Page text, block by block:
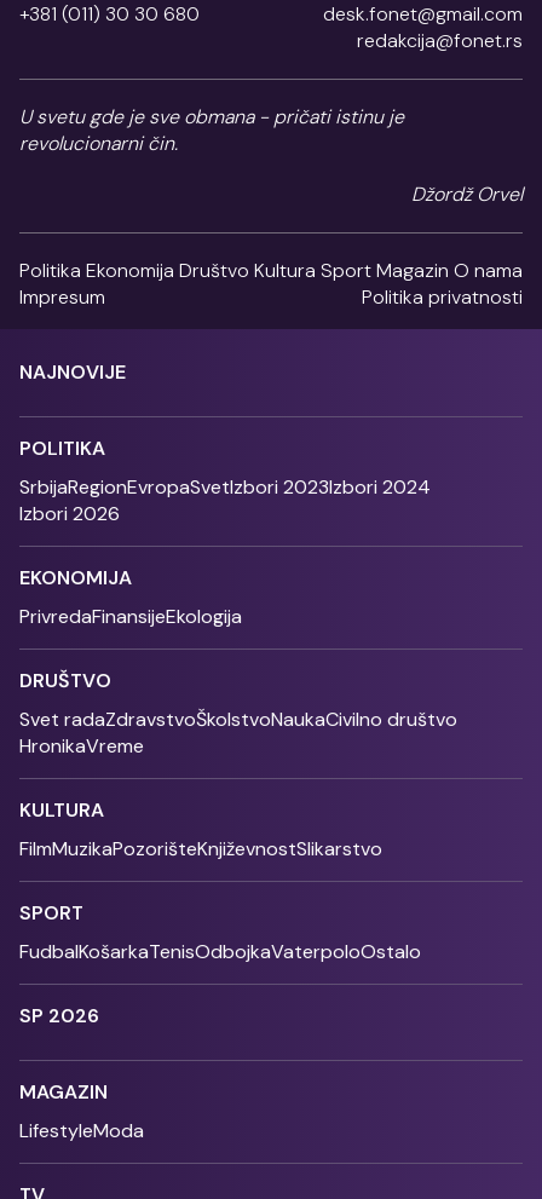
+381 (011) 30 30 680
desk.fonet@gmail.com
redakcija@fonet.rs
U svetu gde je sve obmana - pričati istinu je
revolucionarni čin.
Džordž Orvel
Politika Ekonomija Društvo Kultura SportMagazin O nama
Impresum
Politika privatnosti
NAJNOVIJE
POLITIKA
SrbijaRegionEvropaSvetIzbori 2023Izbori 2024
Izbori 2026
EKONOMIJA
PrivredaFinansijeEkologija
DRUŠTVO
Svet radaZdravstvoŠkolstvoNaukaCivilno društvo
HronikaVreme
KULTURA
FilmMuzikaPozorišteKnjiževnostSlikarstvo
SPORT
FudbalKošarkaTenisOdbojkaVaterpoloOstalo
SP 2026
MAGAZIN
LifestyleModa